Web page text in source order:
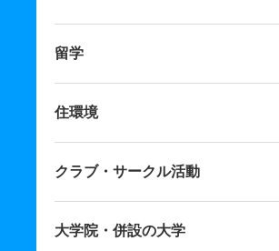
留学
住環境
クラブ・サークル活動
大学院・併設の大学